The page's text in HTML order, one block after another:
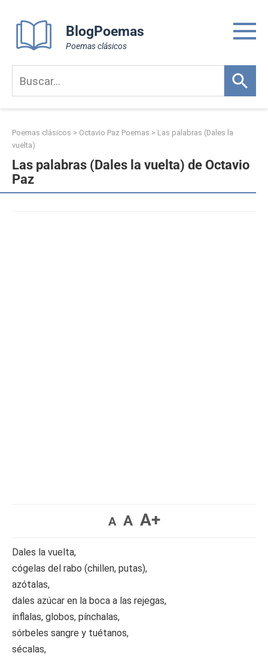
content
BlogPoemas
Poemas clásicos
Poemas clásicos > Octavio Paz Poemas > Las palabras (Dales la
vuelta)
Las palabras (Dales la vuelta) de Octavio
Paz
A A A+
Dales la vuelta,
cógelas del rabo (chillen, putas),
azótalas,
dales azúcar en la boca a las rejegas,
ínflalas, globos, pínchalas,
sórbeles sangre y tuétanos,
sécalas,